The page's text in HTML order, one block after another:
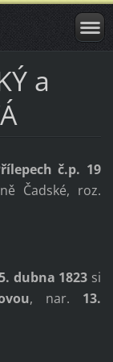
a
č.p. 19
Čadské, roz.
dubna 1823 si
, nar. 13.